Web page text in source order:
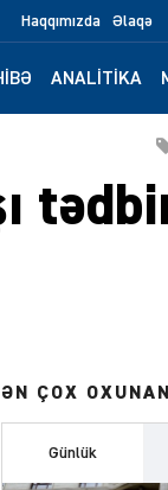
Haqqımızda Əlaqə
ANALITIKA
ƏN ÇOX
Günlük